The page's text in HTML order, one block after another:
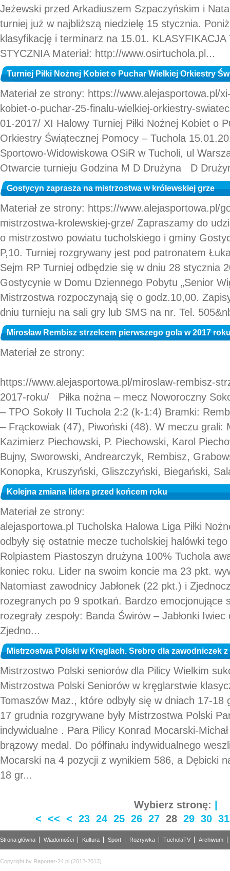
Jeżewski przed Arkadiuszem Szpaczyńskim i
turniej już w najbliższą niedzielę 15 stycznia.
klasyfikację i terminarz na 15.01. KLASYFIKACJA
STYCZNIA Materiał: http://www.osirtuchola.pl...
Turniej Piłki Nożnej Kobiet o Puchar Wielkiej Orkiestry
Materiał ze strony: https://www.alejasportowa.pl/
kobiet-o-puchar-25-finalu-wielkiej-orkiestry-
01-2017/ XI Halowy Turniej Piłki Nożnej Kobiet o
Orkiestry Świątecznej Pomocy – Tuchola
Sportowo-Widowiskowa OSiR w Tucholi, ul
Otwarcie turnieju Godzina M D Drużyna D
Gostycyn zaprasza na mistrzostwa w królewskiej grze
Materiał ze strony: https://www.alejasportowa.pl/
mistrzostwa-krolewskiej-grze/ Zapraszamy do
o mistrzostwo powiatu tucholskiego i gminy
P,10. Turniej rozgrywany jest pod patronatem
Sejm RP Turniej odbędzie się w dniu 28 stycznia
Gostycynie w Domu Dziennego Pobytu „Senior
Mistrzostwa rozpoczynają się o godz.10,00.
dniu turnieju na sali gry lub SMS na nr. Tel.
Mirosław Rembisz strzelcem pierwszego gola w 2017
Materiał ze strony:
https://www.alejasportowa.pl/miroslaw-rembisz-
2017-roku/ Piłka nożna – mecz Noworoczny
– TPO Sokoły II Tuchola 2:2 (k-1:4) Bramki:
– Frąckowiak (47), Piwoński (48). W meczu grali:
Kazimierz Piechowski, P. Piechowski, Karol
Bujny, Sworowski, Andrearczyk, Rembisz,
Konopka, Kruszyński, Gliszczyński, Biegański,
Kolejna zmiana lidera przed końcem roku
Materiał ze strony:
alejasportowa.pl Tucholska Halowa Liga Piłki
odbyły się ostatnie mecze tucholskiej halówki
Rolpiastem Piastoszyn drużyna 100% Tuchola
koniec roku. Lider na swoim koncie ma 23 pkt.
Natomiast zawodnicy Jabłonek (22 pkt.) i
rozegranych po 9 spotkań. Bardzo emocjonujące
rozegrały zespoły: Banda Świrów – Jabłonki
Zjedno...
Mistrzostwa Polski w Kręglach. Srebro dla zawodniczek
Mistrzostwo Polski seniorów dla Pilicy Wielkim
Mistrzostwa Polski Seniorów w kręglarstwie
Tomaszów Maz., które odbyły się w dniach 17-18
17 grudnia rozgrywane były Mistrzostwa Polski
indywidualne . Para Pilicy Konrad Mocarski-
brązowy medal. Do półfinału indywidualnego
Mocarski na 4 pozycji z wynikiem 586, a Dębicki
18 gr...
Wybierz stronę: |
< << < 23 24 25 26 27 28 29 30 31
Strona główna Wiadomości Kultura Sport Rozrywka TucholaTV Archiwum
Copyright by Reporter-24.pl (2012-2013)